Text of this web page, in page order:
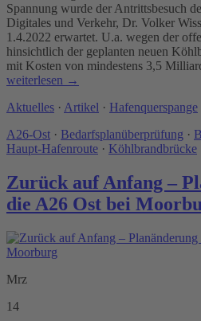
Spannung wurde der Antrittsbesuch
Digitales und Verkehr, Dr. Volker
1.4.2022 erwartet. U.a. wegen der
hinsichtlich der geplanten neuen
mit Kosten von mindestens 3,5
weiterlesen →
Aktuelles · Artikel · Hafenquerspange
A26-Ost · Bedarfsplanüberprüfung ·
Haupt-Hafenroute · Köhlbrandbrücke
Zurück auf Anfang –
die A26 Ost bei
Mrz
14